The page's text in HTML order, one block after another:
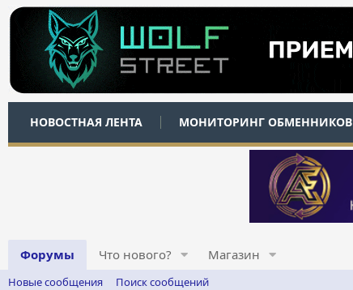
НОВОСТНАЯ ЛЕНТА МОНИТОРИНГ ОБМЕННИКОВ
Форумы Что нового? Магазин
Новые сообщения Поиск сообщений